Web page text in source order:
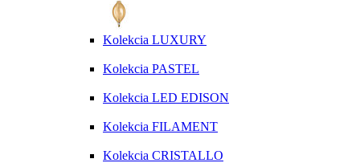
Kolekcia LUXURY
Kolekcia PASTEL
Kolekcia LED EDISON
Kolekcia FILAMENT
Kolekcia CRISTALLO